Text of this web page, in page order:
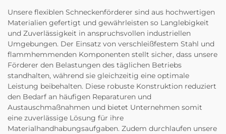
Unsere flexiblen Schneckenförderer sind aus hochwertigen
Materialien gefertigt und gewährleisten so Langlebigkeit
und Zuverlässigkeit in anspruchsvollen industriellen
Umgebungen. Der Einsatz von verschleißfestem Stahl und
flammhemmenden Komponenten stellt sicher, dass unsere
Förderer den Belastungen des täglichen Betriebs
standhalten, während sie gleichzeitig eine optimale
Leistung beibehalten. Diese robuste Konstruktion reduziert
den Bedarf an häufigen Reparaturen und
Austauschmaßnahmen und bietet Unternehmen somit
eine zuverlässige Lösung für ihre
Materialhandhabungsaufgaben. Zudem durchlaufen unsere